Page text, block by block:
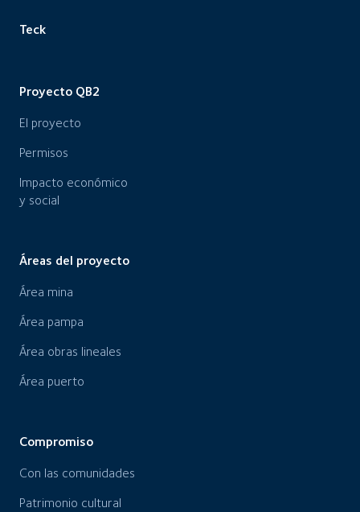
Teck
Proyecto QB2
El proyecto
Permisos
Impacto económico
y social
Áreas del proyecto
Área mina
Área pampa
Área obras lineales
Área puerto
Compromiso
Con las comunidades
Patrimonio cultural